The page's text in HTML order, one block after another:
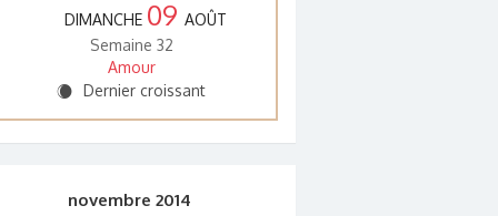
DIMANCHE 09 AOÛT
Semaine 32
Amour
X Dernier croissant
novembre 2014